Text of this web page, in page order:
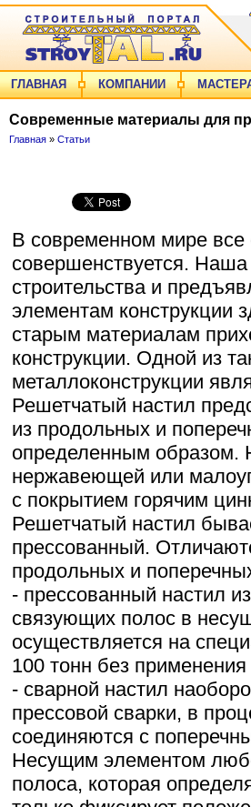
ГЛАВНАЯ КОМПАНИИ
Современные материалы для
Главная » Статьи
В современном мире все
совершенствуется.
строительства и
элементам конструкции
старым материалам
конструкции. Одной из
металлоконструкции
Решетчатый настил
из продольных и
определенным образом.
нержавеющей или
с покрытием горячим
Решетчатый настил
прессованный.
продольных и
- прессованный настил
связующих полос в
осуществляется на
100 тонн без применения
- сварной настил
прессовой сварки, в
соединяются с
Несущим элементом
полоса, которая